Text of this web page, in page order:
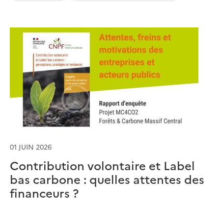
01 JUIN 2026
Contribution volontaire et Label
bas carbone : quelles attentes des
financeurs ?